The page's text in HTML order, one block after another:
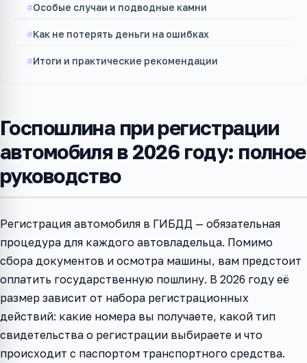
Особые случаи и подводные камни
Как не потерять деньги на ошибках
Итоги и практические рекомендации
Госпошлина при регистрации
автомобиля в 2026 году: полное
руководство
Регистрация автомобиля в ГИБДД — обязательная
процедура для каждого автовладельца. Помимо
сбора документов и осмотра машины, вам предстоит
оплатить государственную пошлину. В 2026 году её
размер зависит от набора регистрационных
действий: какие номера вы получаете, какой тип
свидетельства о регистрации выбираете и что
происходит с паспортом транспортного средства.